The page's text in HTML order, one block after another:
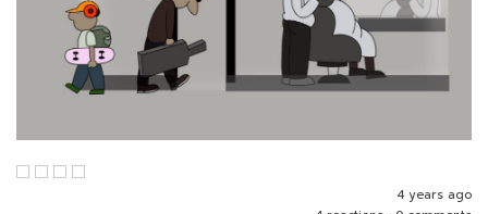
4 years ago